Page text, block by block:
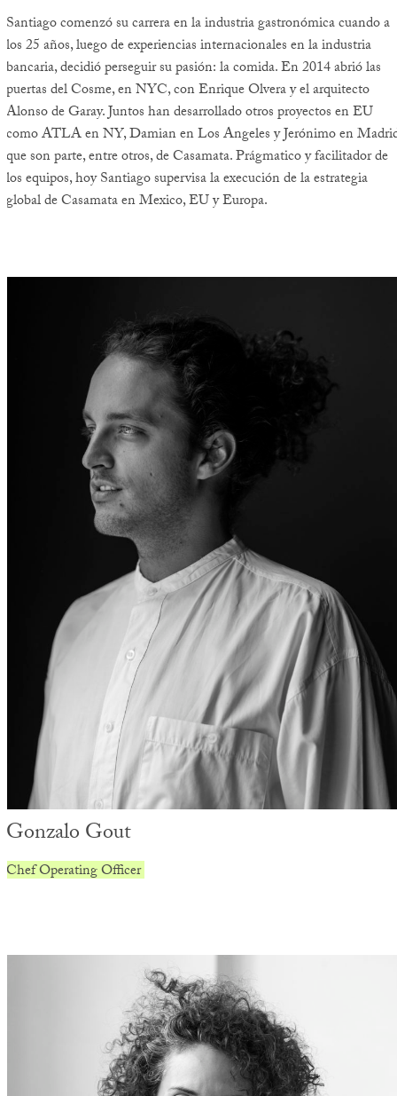
Santiago comenzó su carrera en la industria gastronómica cuando a
los 25 años, luego de experiencias internacionales en la industria
bancaria, decidió perseguir su pasión: la comida. En 2014 abrió las
puertas del Cosme, en NYC, con Enrique Olvera y el arquitecto
Alonso de Garay. Juntos han desarrollado otros proyectos en EU
como ATLA en NY, Damian en Los Angeles y Jerónimo en
que son parte, entre otros, de Casamata. Prágmatico y facilitador de
los equipos, hoy Santiago supervisa la execución de la estrategia
global de Casamata en Mexico, EU y Europa.
Gonzalo Gout
Chef Operating Officer